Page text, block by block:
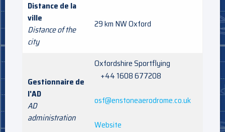
Distance de la
ville
Distance of the
city
29 km NW Oxford
Gestionnaire de
l'AD
AD
administration
Oxfordshire Sportflying
+44 1608 677208
osf@enstoneaerodrome.co.uk
Website